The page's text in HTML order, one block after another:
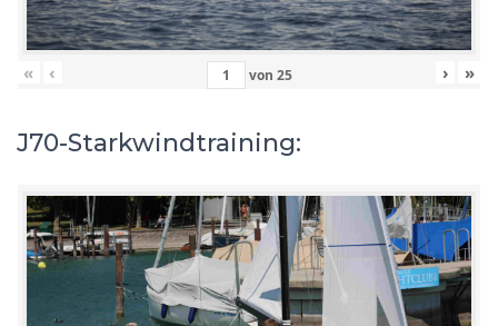
« ‹ von 25 › »
J70-Starkwindtraining: